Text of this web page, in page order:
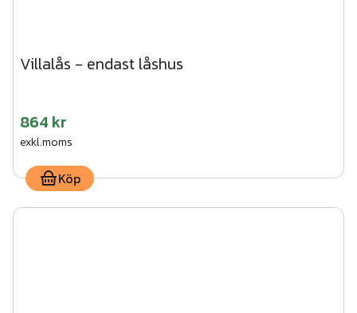
Villalås - endast låshus
864 kr
exkl.moms
Köp